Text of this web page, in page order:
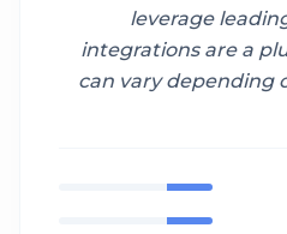
leverage
integrations are a
can vary depending